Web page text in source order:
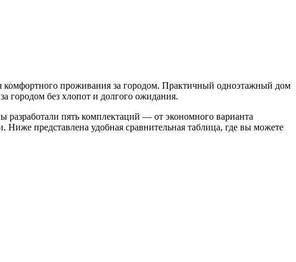
проживания за городом. Практичный одноэтажный дом
городом без хлопот и долгого ожидания.
пять комплектаций — от экономного варианта
представлена удобная сравнительная таблица, где вы можете